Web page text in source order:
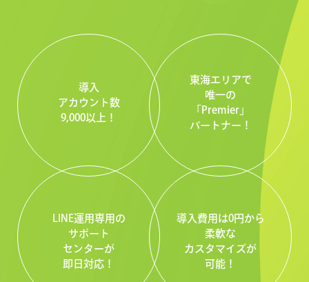
導入
アカウント数
9,000以上！
東海エリアで
唯一の
「Premier」
パートナー！
LINE運用専用の
サポート
センターが
即日対応！
導入費用は0円から
柔軟な
カスタマイズが
可能！